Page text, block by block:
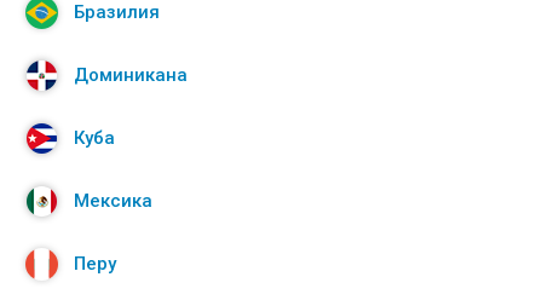
Бразилия
Доминикана
Куба
Мексика
Перу